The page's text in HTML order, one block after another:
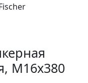
M16x380